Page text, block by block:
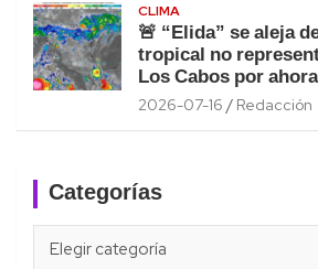
CLIMA
🚨 “Elida” se aleja
tropical no
Los Cabos por ahora
2026-07-16 Redacción
Categorías